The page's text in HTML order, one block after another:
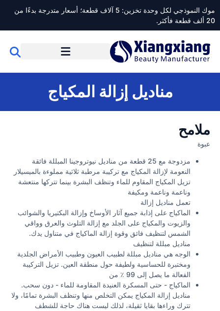
موك النموذجي لكل وحدة تخزين: 5 آلاف قطعة؛ أسعار متدرجة بدءًا من
20 ألف قطعة فأكثر.
مناديل إزالة المكياج
ملامح
عبوة
مزدوجة مع 25 قطعة من مناديل نيوتروجينا المبللة فائقة
النعومة لإزالة المكياج مع تركيبة مرطبة ثلاثية مملوءة بالميسيلار
تزيل المكياج المقاوم للماء وتنظف البشرة بينما تتركها منتعشة
وناعمة وناعمة ومكيفة
تعمل مناديل إزالة
الماكياج على إذابة جميع آثار الأوساخ وإزالة البكتيريا والشوائب
والزيوت والمكياج على الجلد مع إزالة التلوث والعرق وواقي
الشمس لتنظيف فائق وقوة إزالة الماكياج في متناول يدك.
مناديل مبللة لتنظيف
الوجه هي مناديل مبللة لطبيب العيون وطبيب الأمراض الجلدية
ومختبرة للحساسية ولطيفة حول منطقة العين. تزيل التركيبة
الفعالة ما يصل إلى 99 ٪ من
الماكياج - حتى المسكرة العنيدة المقاومة للماء - دون سحب.
مناديل إزالة المكياج يمكن التخلص منها وتنظف البشرة تمامًا، ولا
تترك وراءها بقايا ثقيلة، لذلك ليست هناك حاجة للشطف